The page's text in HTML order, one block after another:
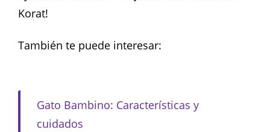
Korat!
También te puede interesar:
Gato Bambino: Características y
cuidados